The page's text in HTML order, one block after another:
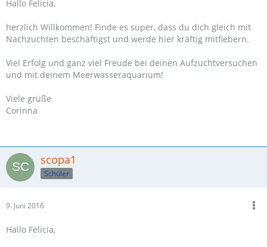
Hallo Felicia,
herzlich Willkommen! Finde es super, dass du dich gleich mit
Nachzuchten beschäftigst und werde hier kräftig mitfiebern.
Viel Erfolg und ganz viel Freude bei deinen Aufzuchtversuchen
und mit deinem Meerwasseraquarium!
Viele grüße
Corinna
scopa1
Schüler
9. Juni 2016
Hallo Felicia,